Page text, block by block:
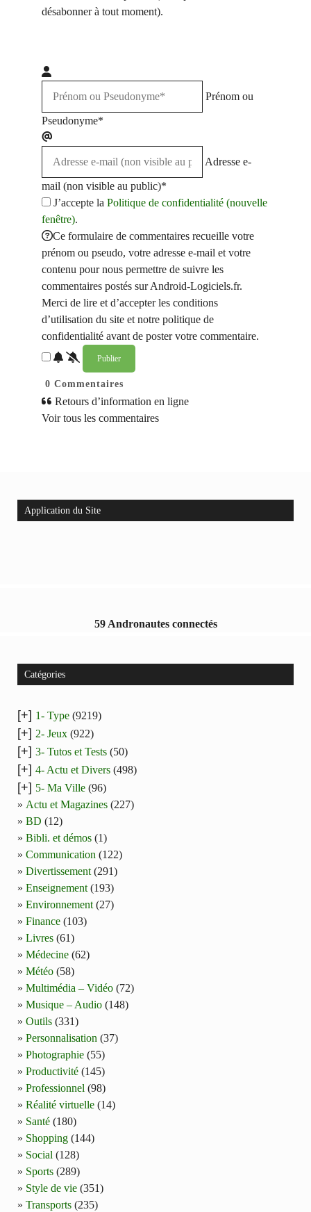
désabonner à tout moment).
Prénom ou
Pseudonyme*
Adresse e-
mail (non visible au public)*
J’accepte la Politique de confidentialité (nouvelle
fenêtre).
Ce formulaire de commentaires recueille votre
prénom ou pseudo, votre adresse e-mail et votre
contenu pour nous permettre de suivre les
commentaires postés sur Android-Logiciels.fr.
Merci de lire et d’accepter les conditions
d’utilisation du site et notre politique de
confidentialité avant de poster votre commentaire.
0 Commentaires
Retours d’information en ligne
Voir tous les commentaires
Application du Site
59 Andronautes connectés
Catégories
[+] 1- Type (9219)
[+] 2- Jeux (922)
[+] 3- Tutos et Tests (50)
[+] 4- Actu et Divers (498)
[+] 5- Ma Ville (96)
Actu et Magazines (227)
BD (12)
Bibli. et démos (1)
Communication (122)
Divertissement (291)
Enseignement (193)
Environnement (27)
Finance (103)
Livres (61)
Médecine (62)
Météo (58)
Multimédia – Vidéo (72)
Musique – Audio (148)
Outils (331)
Personnalisation (37)
Photographie (55)
Productivité (145)
Professionnel (98)
Réalité virtuelle (14)
Santé (180)
Shopping (144)
Social (128)
Sports (289)
Style de vie (351)
Transports (235)